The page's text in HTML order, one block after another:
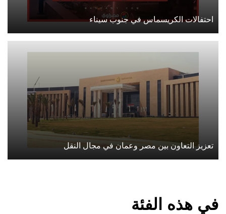
احتفالات الكريسماس في جنوب سيناء
تعزيز التعاون بين مصر وعمان في مجال النقل
في هذه الفئة